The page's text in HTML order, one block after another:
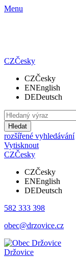
Menu
CZČesky
CZČesky
ENEnglish
DEDeutsch
Hledat
rozšířené vyhledávání
Vytisknout
CZČesky
CZČesky
ENEnglish
DEDeutsch
582 333 398
obec@drzovice.cz
Držovice